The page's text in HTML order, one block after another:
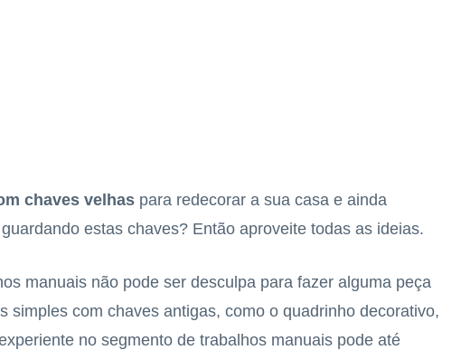
chaves velhas para redecorar a sua casa e ainda
estas chaves? Então aproveite todas as ideias.
manuais não pode ser desculpa para fazer alguma peça
simples com chaves antigas, como o quadrinho decorativo,
no segmento de trabalhos manuais pode até